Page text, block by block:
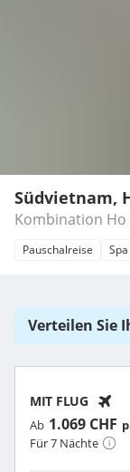
Südvietnam,
Kombination Ho
Pauschalreise Spa
Verteilen Sie
MIT FLUG
Ab 1.069 CHF
Für 7 Nächte